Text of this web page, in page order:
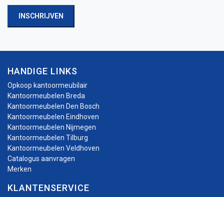
INSCHRIJVEN
HANDIGE LINKS
Opkoop kantoormeubilair
Kantoormeubelen Breda
Kantoormeubelen Den Bosch
Kantoormeubelen Eindhoven
Kantoormeubelen Nijmegen
Kantoormeubelen Tilburg
Kantoormeubelen Veldhoven
Catalogus aanvragen
Merken
KLANTENSERVICE